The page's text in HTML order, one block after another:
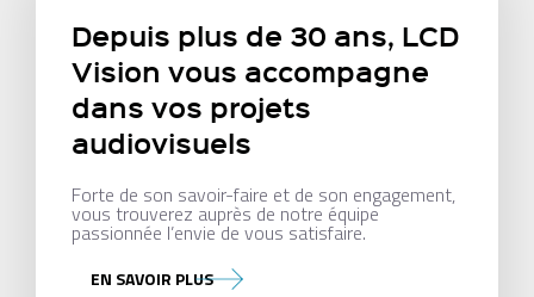
Depuis plus de 30 ans, LCD
Vision vous accompagne
dans vos projets
audiovisuels
Forte de son savoir-faire et de son engagement,
vous trouverez auprès de notre équipe
passionnée l’envie de vous satisfaire.
EN SAVOIR PLUS